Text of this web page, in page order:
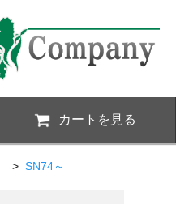
カートを見る
> SN74～